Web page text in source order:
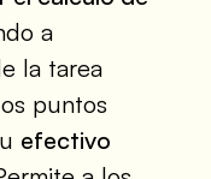
a
la tarea
puntos
efectivo